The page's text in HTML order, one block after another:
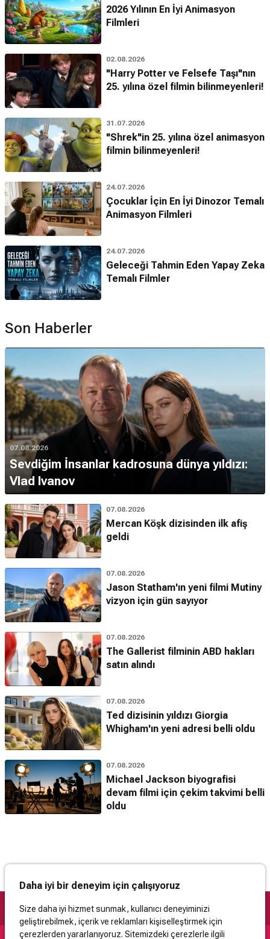
2026 Yılının En İyi Animasyon
Filmleri
02.08.2026
"Harry Potter ve Felsefe Taşı"nın
25. yılına özel filmin bilinmeyenleri!
31.07.2026
"Shrek"in 25. yılına özel animasyon
filmin bilinmeyenleri!
24.07.2026
Çocuklar İçin En İyi Dinozor Temalı
Animasyon Filmleri
24.07.2026
Geleceği Tahmin Eden Yapay Zeka
Temalı Filmler
Son Haberler
07.08.2026
Sevdiğim İnsanlar kadrosuna dünya yıldızı:
Vlad Ivanov
07.08.2026
Mercan Köşk dizisinden ilk afiş
geldi
07.08.2026
Jason Statham'ın yeni filmi Mutiny
vizyon için gün sayıyor
07.08.2026
The Gallerist filminin ABD hakları
satın alındı
07.08.2026
Ted dizisinin yıldızı Giorgia
Whigham'ın yeni adresi belli oldu
07.08.2026
Michael Jackson biyografisi
devam filmi için çekim takvimi belli
oldu
Daha iyi bir deneyim için çalışıyoruz
Size daha iyi hizmet sunmak, kullanıcı deneyiminizi
geliştirebilmek, içerik ve reklamları kişiselleştirmek için
çerezlerden yararlanıyoruz. Sitemizdeki çerezlerle ilgili